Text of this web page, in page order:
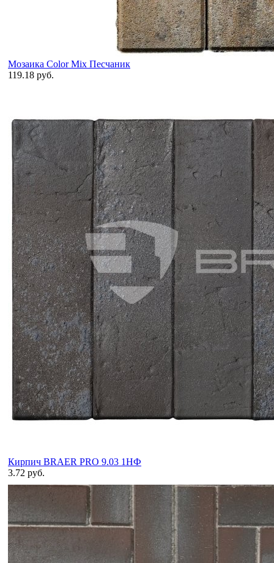
Мозаика Color Mix Песчаник
119.18 руб.
Кирпич BRAER PRO 9.03 1НФ
3.72 руб.